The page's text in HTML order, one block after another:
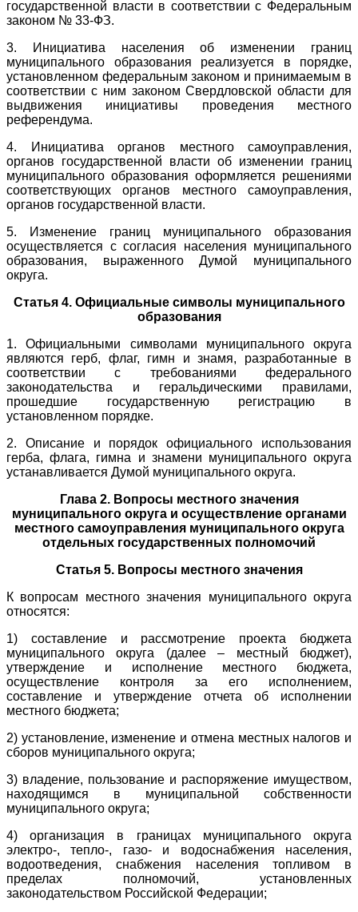
государственной власти в соответствии с Федеральным
законом № 33-ФЗ.
3. Инициатива населения об изменении границ
муниципального образования реализуется в порядке,
установленном федеральным законом и принимаемым в
соответствии с ним законом Свердловской области для
выдвижения инициативы проведения местного
референдума.
4. Инициатива органов местного самоуправления,
органов государственной власти об изменении границ
муниципального образования оформляется решениями
соответствующих органов местного самоуправления,
органов государственной власти.
5. Изменение границ муниципального образования
осуществляется с согласия населения муниципального
образования, выраженного Думой муниципального
округа.
Статья 4. Официальные символы муниципального
образования
1. Официальными символами муниципального округа
являются герб, флаг, гимн и знамя, разработанные в
соответствии с требованиями федерального
законодательства и геральдическими правилами,
прошедшие государственную регистрацию в
установленном порядке.
2. Описание и порядок официального использования
герба, флага, гимна и знамени муниципального округа
устанавливается Думой муниципального округа.
Глава 2. Вопросы местного значения
муниципального округа и осуществление органами
местного самоуправления муниципального округа
отдельных государственных полномочий
Статья 5. Вопросы местного значения
К вопросам местного значения муниципального округа
относятся:
1) составление и рассмотрение проекта бюджета
муниципального округа (далее – местный бюджет),
утверждение и исполнение местного бюджета,
осуществление контроля за его исполнением,
составление и утверждение отчета об исполнении
местного бюджета;
2) установление, изменение и отмена местных налогов и
сборов муниципального округа;
3) владение, пользование и распоряжение имуществом,
находящимся в муниципальной собственности
муниципального округа;
4) организация в границах муниципального округа
электро-, тепло-, газо- и водоснабжения населения,
водоотведения, снабжения населения топливом в
пределах полномочий, установленных
законодательством Российской Федерации;